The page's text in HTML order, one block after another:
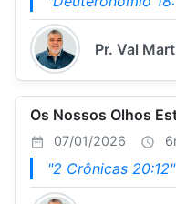
Pr. Val
Os Nossos Olhos
07/01/2026
"2 Crônicas 20:12"